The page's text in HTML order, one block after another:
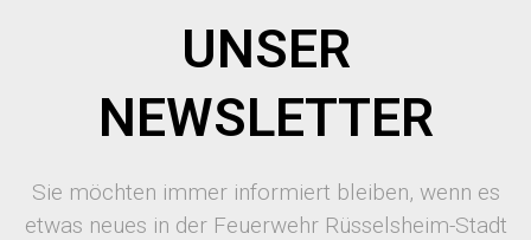
UNSER
NEWSLETTER
Sie möchten immer informiert bleiben, wenn es
etwas neues in der Feuerwehr Rüsselsheim-Stadt